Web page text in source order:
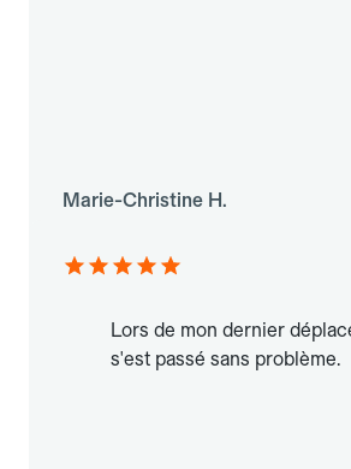
Marie-Christine H.
Lors de mon dernier
s'est passé sans problème.